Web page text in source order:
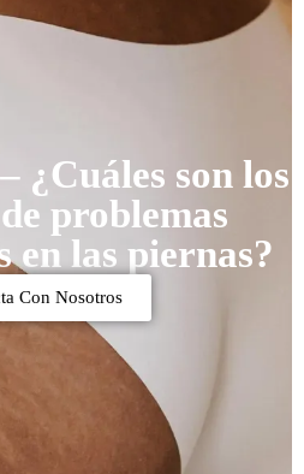
¿Cuáles son los
problemas
las piernas?
Con Nosotros